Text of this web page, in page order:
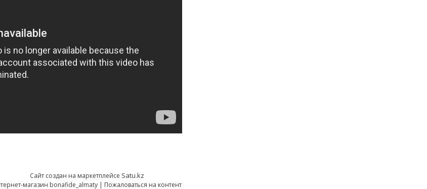
Сайт создан на маркетплейсе Satu.kz
интернет-магазин bonafide_almaty | Пожаловаться на контент